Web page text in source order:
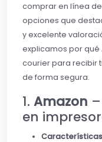
comprar en línea
opciones que
y excelente
explicamos por
courier para recibir
de forma segura.
1. Amazon
en